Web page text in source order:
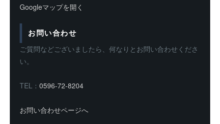
Googleマップを開く
お問い合わせ
ご質問などございましたら、何なりとお問い合わせくださ
い。
TEL： 0596-72-8204
お問い合わせページへ